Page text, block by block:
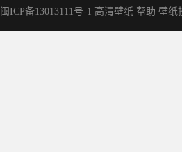
闽ICP备13013111号-1 高清壁纸 帮助 壁纸